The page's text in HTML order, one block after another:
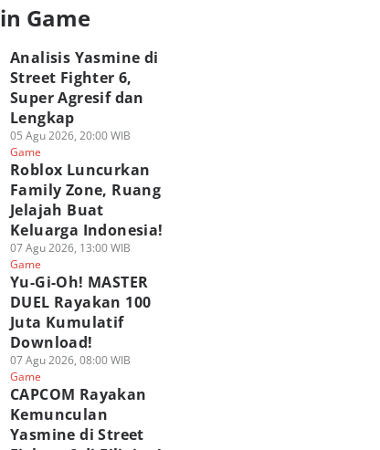
Rayakan
di Street
6 di Filipina!
08:00 WIB
Analisis Yasmine di
Super Agresif dan
05 Agu 2026, 20:00 WIB
Game
Analisis Yasmine di
Street Fighter 6,
Super Agresif dan
Lengkap
05 Agu 2026, 20:00 WIB
Game
Roblox Luncurkan
Family Zone, Ruang
Jelajah Buat
Keluarga Indonesia!
07 Agu 2026, 13:00 WIB
Game
Yu-Gi-Oh! MASTER
DUEL Rayakan 100
Juta Kumulatif
Download!
07 Agu 2026, 08:00 WIB
Game
CAPCOM Rayakan
Kemunculan
Yasmine di Street